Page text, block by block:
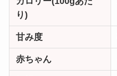
り)
甘み度
赤ちゃん